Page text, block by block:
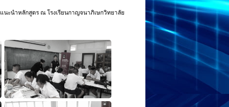
ะนำหลักสูตร ณ โรงเรียนกาญจนาภิเษกวิทยาลัย